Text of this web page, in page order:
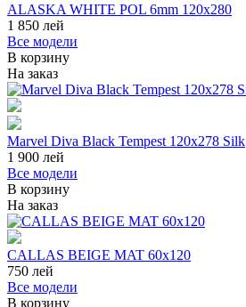
ALASKA WHITE POL 6mm 120x280
1 850 лей
Все модели
В корзину
На заказ
Marvel Diva Black Tempest 120x278 Silk
1 900 лей
Все модели
В корзину
На заказ
CALLAS BEIGE MAT 60x120
750 лей
Все модели
В корзину